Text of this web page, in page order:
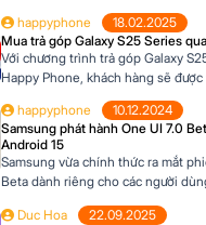
mở và 8.8mm khi gập (phiên bản
lượng 217g, pin dung lượng lớn
AI tiên tiến, Honor Magic V5 định
flagship […]
happyphone
18.02.2025
Mua trả góp Galaxy S25 Series
Với chương trình trả góp Galaxy
Happy Phone, khách hàng sẽ
suất cực kỳ ưu đãi. Đặc biệt, khách
lựa chọn kỳ hạn trả góp từ 3 đến 12
khả năng tài chính của mình. Mục
happyphone
10.12.2024
Samsung phát hành One UI 7.0
Android 15
Samsung vừa chính thức ra mắt
Beta dành riêng cho các người
điều hành này được phát hành
Duc Hoa
22.09.2025